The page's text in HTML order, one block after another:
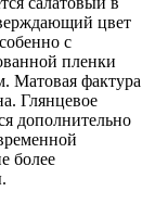
цвет
с
пленки
Матовая фактура
Глянцевое
дополнительно
более